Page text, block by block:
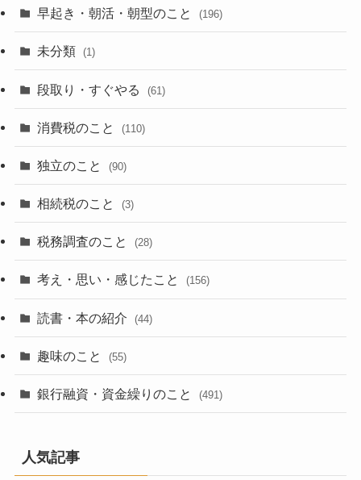
早起き・朝活・朝型のこと (196)
未分類 (1)
段取り・すぐやる (61)
消費税のこと (110)
独立のこと (90)
相続税のこと (3)
税務調査のこと (28)
考え・思い・感じたこと (156)
読書・本の紹介 (44)
趣味のこと (55)
銀行融資・資金繰りのこと (491)
人気記事